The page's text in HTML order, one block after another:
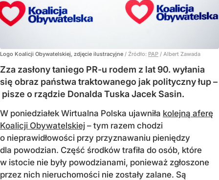
Logo Koalicji Obywatelskiej, zdjęcie ilustracyjne / Źródło: PAP / Albert Zawada
Zza zasłony taniego PR-u rodem z lat 90. wyłania
się obraz państwa traktowanego jak polityczny łup –
pisze o rządzie Donalda Tuska Jacek Sasin.
W poniedziałek Wirtualna Polska ujawniła kolejną aferę
Koalicji Obywatelskiej – tym razem chodzi
o nieprawidłowości przy przyznawaniu pieniędzy
dla powodzian. Część środków trafiła do osób, które
w istocie nie były powodzianami, ponieważ zgłoszone
przez nich nieruchomości nie zostały zalane. Są